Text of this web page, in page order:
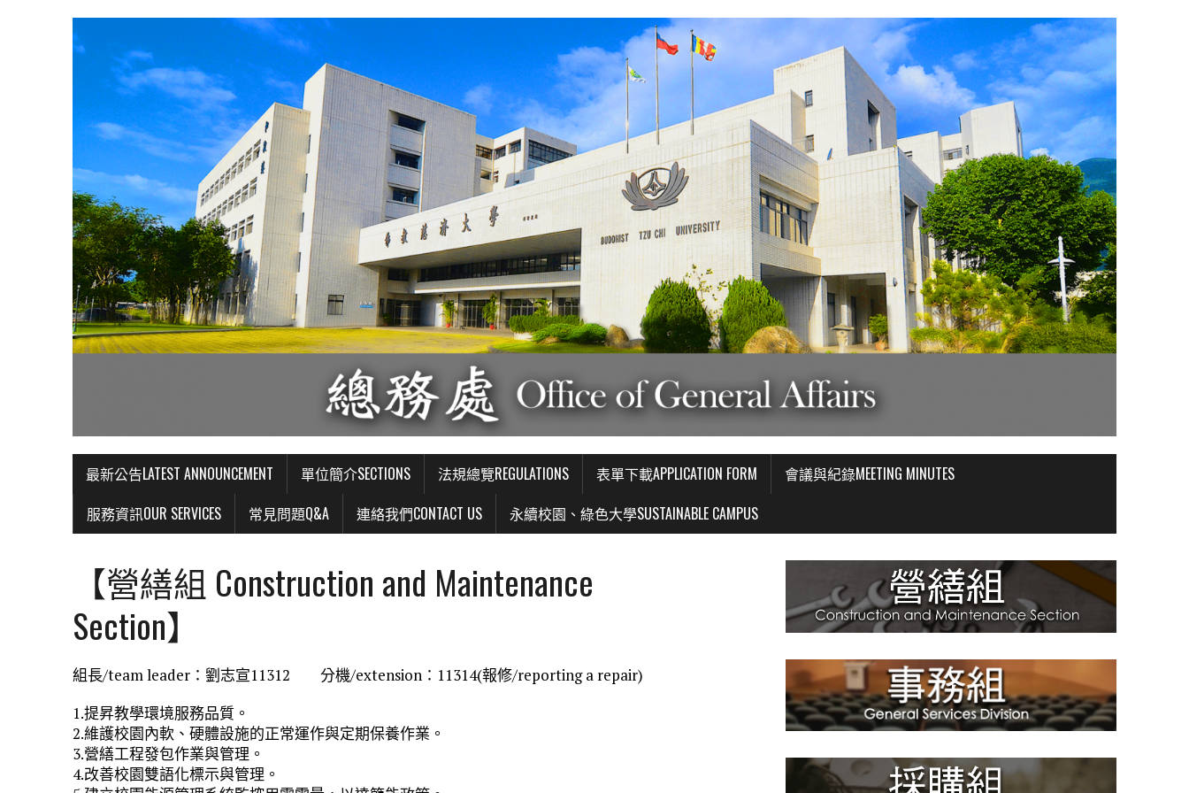
最新公告LATEST ANNOUNCEMENT 單位簡介SECTIONS 法規總覽REGULATIONS 表單下載APPLICATION FORM
會議與紀錄MEETING MINUTES
服務資訊OUR SERVICES
常見問題Q&A 連絡我們CONTACT US 永續校園、綠色大學SUSTAINABLE CAMPUS
【營繕組 Construction and Maintenance
Section】
組長/team leader：劉志宣11312 分機/extension：11314(報修/reporting a repair)
1.提昇教學環境服務品質。
2.維護校園內軟、硬體設施的正常運作與定期保養作業。
3.營繕工程發包作業與管理。
4.改善校園雙語化標示與管理。